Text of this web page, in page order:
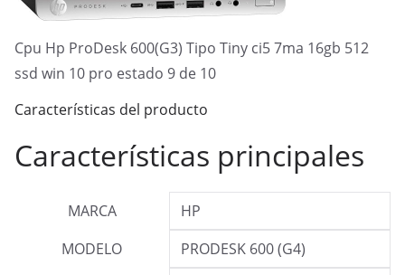
Cpu Hp ProDesk 600(G3) Tipo Tiny ci5 7ma 16gb 512
ssd win 10 pro estado 9 de 10
Características del producto
Características principales
MARCA
HP
MODELO
PRODESK 600 (G4)